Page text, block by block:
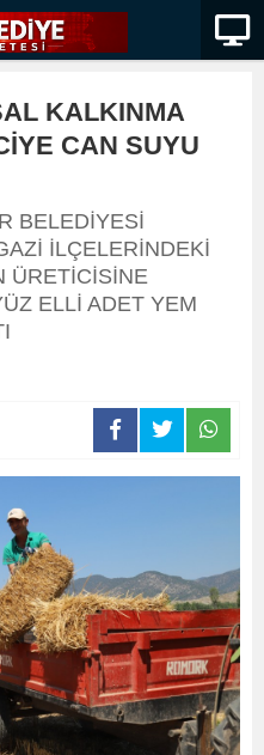
KALKINMA
CAN SUYU
BELEDİYESİ
İLÇELERİNDEKİ
ÜRETİCİSİNE
ELLİ ADET YEM